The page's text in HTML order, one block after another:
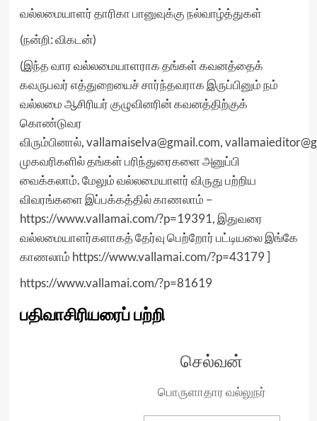
வல்லமையாளர் தாரிகா பானுவுக்கு நல்வாழ்த்துகள்
(நன்றி: விகடன்)
(இந்த வார வல்லமையாளராக தங்கள் கவனத்தைக்
கவருபவர் எத்துறையைச் சார்ந்தவராக இருப்பினும் நம்
வல்லமை ஆசிரியர் குழுவினரின் கவனத்திற்குக்
கொண்டுவர
விரும்பினால்,vallamaiselva@gmail.com,
முகவரிகளில் தங்கள் பரிந்துரைகளை அனுப்பி
வைக்கலாம். மேலும் வல்லமையாளர் விருது பற்றிய
விவரங்களை இப்பக்கத்தில் காணலாம் –
https://www.vallamai.com/?p=19391,இதுவரை
வல்லமையாளர்களாகத் தேர்வு பெற்றோர் பட்டியலை இங்கே
காணலாம் https://www.vallamai.com/?p=43179 ]
https://www.vallamai.com/?p=81619
பதிவாசிரியரைப் பற்றி
செல்வன்
பொருளாதார வல்லுநர்